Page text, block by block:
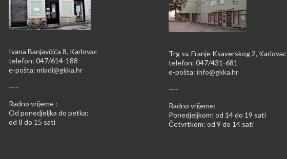
Ivana Banjavčića 8, Karlovac
telefon: 047/614-188
e-pošta: mladi@gkka.hr
—–
Radno vrijeme :
Od ponedjeljka do petka:
od 8 do 15 sati
Trg sv. Franje Ksaverskog 2, Karlovac
telefon: 047/431-681
e-pošta: info@gkka.hr
—–
Radno vrijeme:
Ponedjeljkom: od 14 do 19 sati
Četvrtkom: od 9 do 14 sati